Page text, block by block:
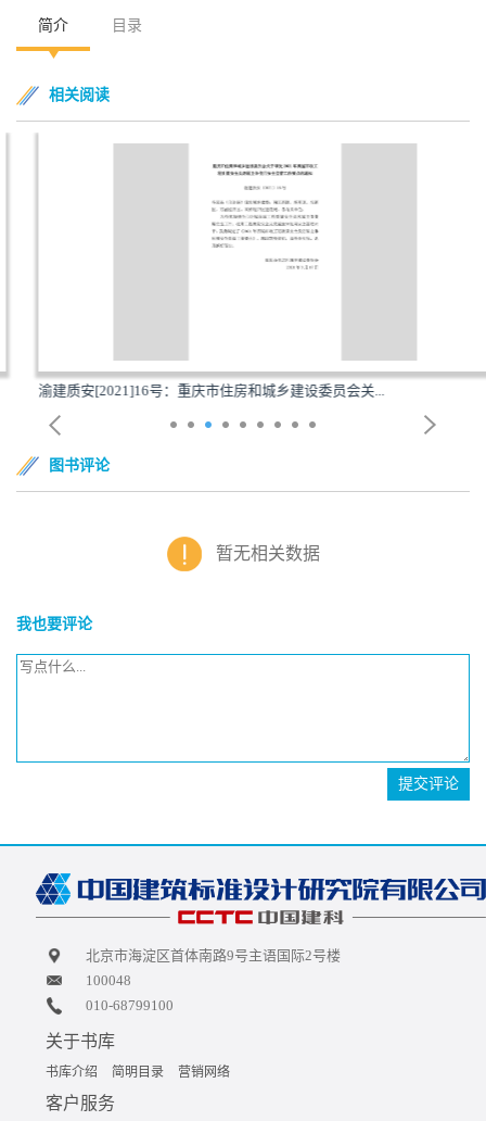
简介 目录
相关阅读
渝建质安[2021]16号：重庆市住房和城乡建设委员会关...
图书评论
暂无相关数据
我也要评论
提交评论
北京市海淀区首体南路9号主语国际2号楼
100048
010-68799100
关于书库
书库介绍 简明目录 营销网络
客户服务